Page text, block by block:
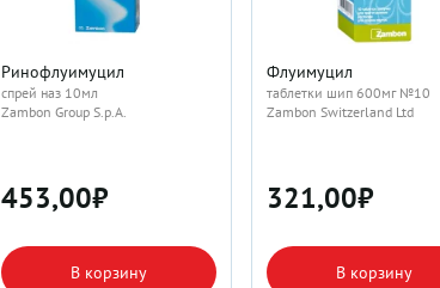
Ринофлуимуцил
спрей наз 10мл
Zambon Group S.p.A.
453,00₽
В корзину
Флуимуцил
таблетки шип 600мг №10
Zambon Switzerland Ltd
321,00₽
В корзину